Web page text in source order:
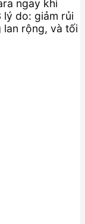
ngay khi
lý do: giảm rủi
lan rộng, và tối